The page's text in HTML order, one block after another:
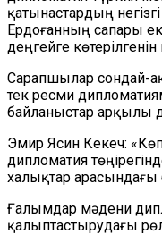
қатынастардың
Ердоғанның сапары
деңгейге көтерілгенін
Сарапшылар сондай-ақ
тек ресми
байланыстар арқылы
Эмир Ясин Кекеч:
дипломатия
халықтар арасындағы
Ғалымдар мәдени
қалыптастырудағы